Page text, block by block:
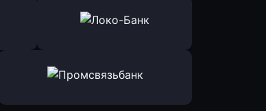
Оправить заявку
Оправить заявку